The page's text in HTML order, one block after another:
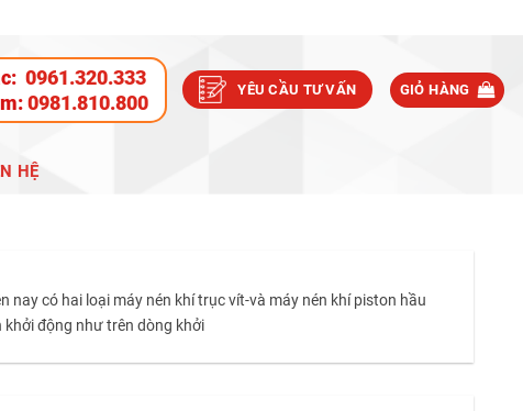
0961.320.333
0981.810.800
YÊU CẦU TƯ VẤN GIỎ HÀNG
HỆ
nay có hai loại máy nén khí trục vít-và máy nén khí piston hầu
khởi động như trên dòng khởi